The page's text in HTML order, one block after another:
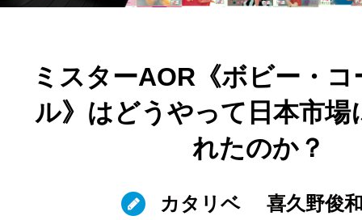
ミスターAOR《ボビー・
ル》はどうやって日本市場
れたのか？
カタリベ 喜久野俊